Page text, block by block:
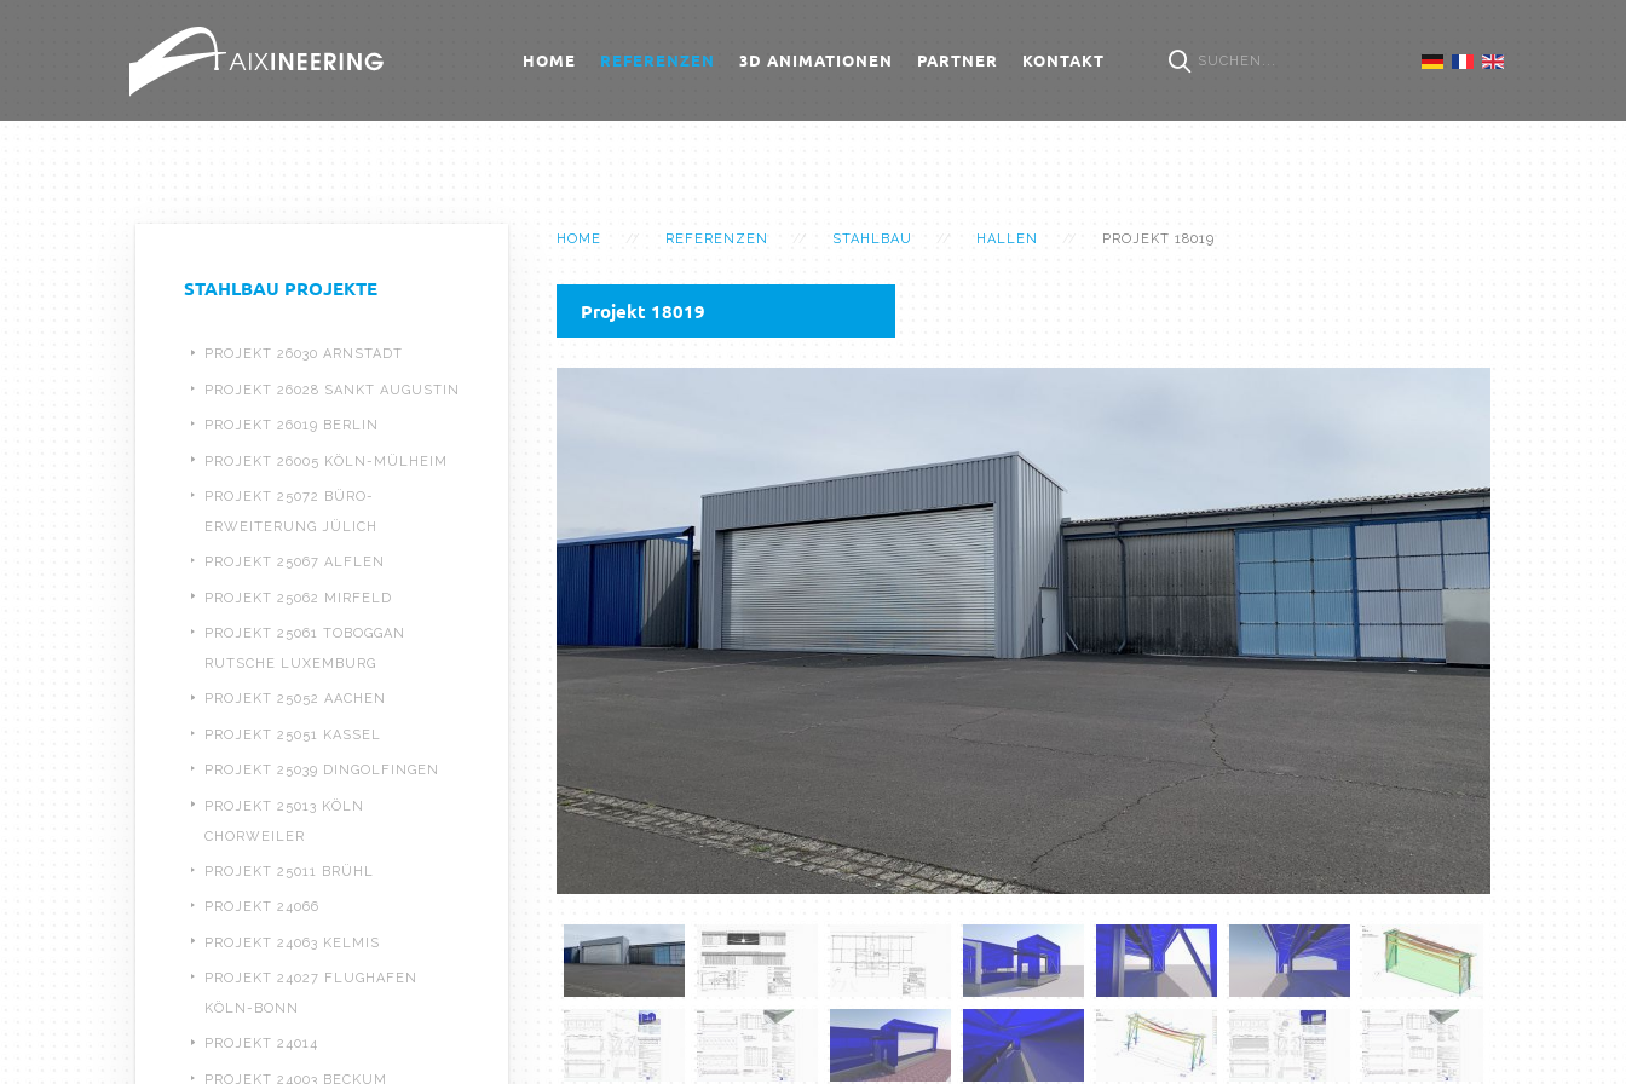
HOME REFERENZEN 3D ANIMATIONEN PARTNER KONTAKT
HOME REFERENZEN STAHLBAU HALLEN PROJEKT 18019
Projekt 18019
STAHLBAU PROJEKTE
PROJEKT 26030 ARNSTADT
PROJEKT 26028 SANKT AUGUSTIN
PROJEKT 26019 BERLIN
PROJEKT 26005 KÖLN-MÜLHEIM
PROJEKT 25072 BÜRO-
ERWEITERUNG JÜLICH
PROJEKT 25067 ALFLEN
PROJEKT 25062 MIRFELD
PROJEKT 25061 TOBOGGAN
RUTSCHE LUXEMBURG
PROJEKT 25052 AACHEN
PROJEKT 25051 KASSEL
PROJEKT 25039 DINGOLFINGEN
PROJEKT 25013 KÖLN
CHORWEILER
PROJEKT 25011 BRÜHL
PROJEKT 24066
PROJEKT 24063 KELMIS
PROJEKT 24027 FLUGHAFEN
KÖLN-BONN
PROJEKT 24014
PROJEKT 24003 BECKUM